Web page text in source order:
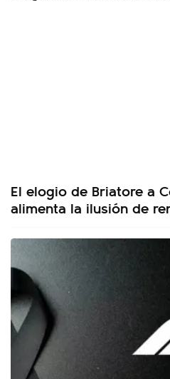
El elogio de Briatore a
alimenta la ilusión de